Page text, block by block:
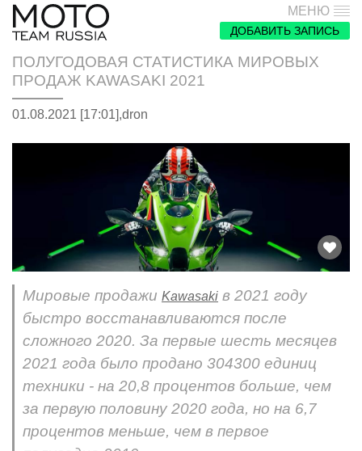
МЕНЮ
ДОБАВИТЬ ЗАПИСЬ
ПОЛУГОДОВАЯ СТАТИСТИКА МИРОВЫХ
ПРОДАЖ KAWASAKI 2021
01.08.2021 [17:01],dron
Мировые продажи Kawasaki в 2021 году
быстро восстанавливаются после
сложного 2020. За первые шесть месяцев
2021 года было продано 304300 единиц
техники - на 20,8 процентов больше, чем
за первую половину 2020 года, но на 6,7
процентов меньше, чем в первое